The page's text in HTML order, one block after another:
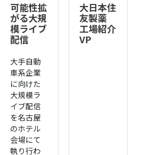
可能性拡
がる大規
模ライブ
配信
大手自動
車系企業
に向けた
大規模ラ
イブ配信
を名古屋
のホテル
会場にて
執り行わ
大日本住
友製薬
工場紹介
VP